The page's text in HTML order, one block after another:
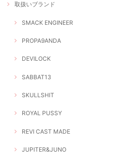
取扱いブランド
SMACK ENGINEER
PROPA9ANDA
DEVILOCK
SABBAT13
SKULLSHIT
ROYAL PUSSY
REVI CAST MADE
JUPITER&JUNO